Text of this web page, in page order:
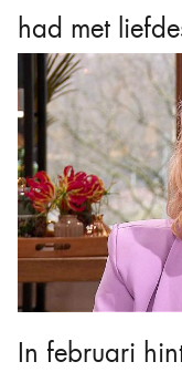
had met
In februari